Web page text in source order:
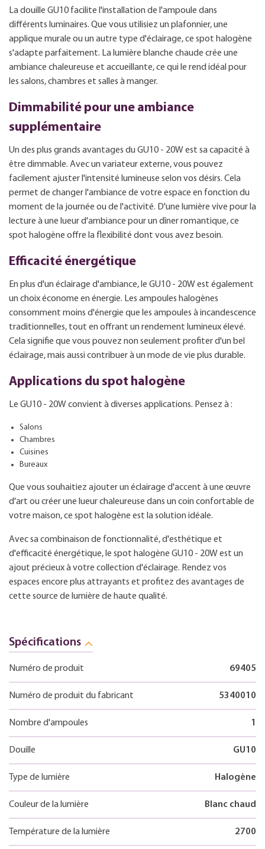
La douille GU10 facilite l'installation de l'ampoule dans
différents luminaires. Que vous utilisiez un plafonnier, une
applique murale ou un autre type d'éclairage, ce spot halogène
s'adapte parfaitement. La lumière blanche chaude crée une
ambiance chaleureuse et accueillante, ce qui le rend idéal pour
les salons, chambres et salles à manger.
Dimmabilité pour une ambiance
supplémentaire
Un des plus grands avantages du GU10 - 20W est sa capacité à
être dimmable. Avec un variateur externe, vous pouvez
facilement ajuster l'intensité lumineuse selon vos désirs. Cela
permet de changer l'ambiance de votre espace en fonction du
moment de la journée ou de l'activité. D'une lumière vive pour la
lecture à une lueur d'ambiance pour un dîner romantique, ce
spot halogène offre la flexibilité dont vous avez besoin.
Efficacité énergétique
En plus d'un éclairage d'ambiance, le GU10 - 20W est également
un choix économe en énergie. Les ampoules halogènes
consomment moins d'énergie que les ampoules à incandescence
traditionnelles, tout en offrant un rendement lumineux élevé.
Cela signifie que vous pouvez non seulement profiter d'un bel
éclairage, mais aussi contribuer à un mode de vie plus durable.
Applications du spot halogène
Le GU10 - 20W convient à diverses applications. Pensez à :
Salons
Chambres
Cuisines
Bureaux
Que vous souhaitiez ajouter un éclairage d'accent à une œuvre
d'art ou créer une lueur chaleureuse dans un coin confortable de
votre maison, ce spot halogène est la solution idéale.
Avec sa combinaison de fonctionnalité, d'esthétique et
d'efficacité énergétique, le spot halogène GU10 - 20W est un
ajout précieux à votre collection d'éclairage. Rendez vos
espaces encore plus attrayants et profitez des avantages de
cette source de lumière de haute qualité.
Spécifications
Numéro de produit 69405
Numéro de produit du fabricant 5340010
Nombre d'ampoules 1
Douille GU10
Type de lumière Halogène
Couleur de la lumière Blanc chaud
Température de la lumière 2700